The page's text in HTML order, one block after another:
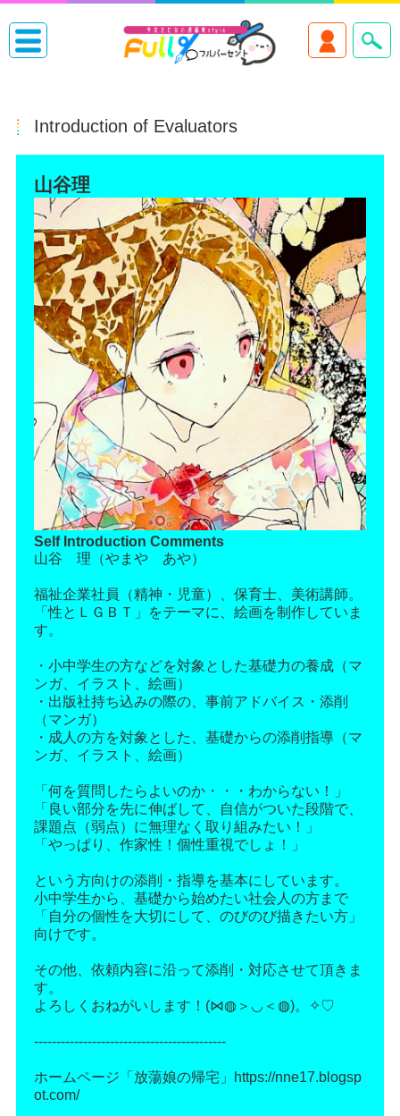
Introduction of Evaluators
山谷理
Self Introduction Comments
山谷 理（やまや あや）
福祉企業社員（精神・児童）、保育士、美術講師。
「性とＬＧＢＴ」をテーマに、絵画を制作していま
す。
・小中学生の方などを対象とした基礎力の養成（マ
ンガ、イラスト、絵画）
・出版社持ち込みの際の、事前アドバイス・添削
（マンガ）
・成人の方を対象とした、基礎からの添削指導（マ
ンガ、イラスト、絵画）
「何を質問したらよいのか・・・わからない！」
「良い部分を先に伸ばして、自信がついた段階で、
課題点（弱点）に無理なく取り組みたい！」
「やっぱり、作家性！個性重視でしょ！」
という方向けの添削・指導を基本にしています。
小中学生から、基礎から始めたい社会人の方まで
「自分の個性を大切にして、のびのび描きたい方」
向けです。
その他、依頼内容に沿って添削・対応させて頂きま
す。
よろしくおねがいします！(⋈◍＞◡＜◍)。✧♡
-------------------------------------------
ホームページ「放蕩娘の帰宅」https://nne17.blogsp
ot.com/